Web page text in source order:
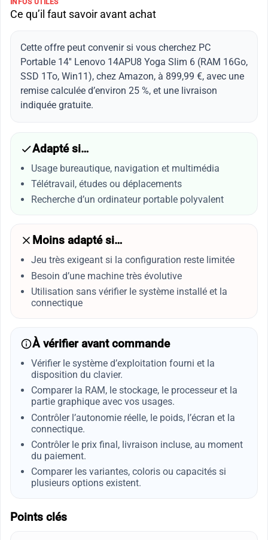
Ce qu’il faut savoir avant achat
Cette offre peut convenir si vous cherchez PC
Portable 14'' Lenovo 14APU8 Yoga Slim 6 (RAM 16Go,
SSD 1To, Win11), chez Amazon, à 899,99 €, avec une
remise calculée d’environ 25 %, et une livraison
indiquée gratuite.
Adapté si…
Usage bureautique, navigation et multimédia
Télétravail, études ou déplacements
Recherche d’un ordinateur portable polyvalent
Moins adapté si…
Jeu très exigeant si la configuration reste limitée
Besoin d’une machine très évolutive
Utilisation sans vérifier le système installé et la
connectique
À vérifier avant commande
Vérifier le système d’exploitation fourni et la
disposition du clavier.
Comparer la RAM, le stockage, le processeur et la
partie graphique avec vos usages.
Contrôler l’autonomie réelle, le poids, l’écran et la
connectique.
Contrôler le prix final, livraison incluse, au moment
du paiement.
Comparer les variantes, coloris ou capacités si
plusieurs options existent.
Points clés